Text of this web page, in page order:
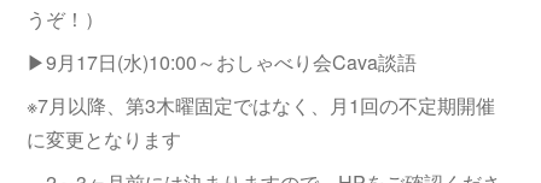
うぞ！）
▶9月17日(水)10:00～おしゃべり会Cava談語
※7月以降、第3木曜固定ではなく、月1回の不定期開催
に変更となります